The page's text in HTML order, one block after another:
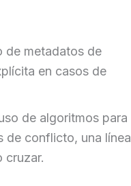
de metadatos de
en casos de
de algoritmos para
de conflicto, una línea
cruzar.